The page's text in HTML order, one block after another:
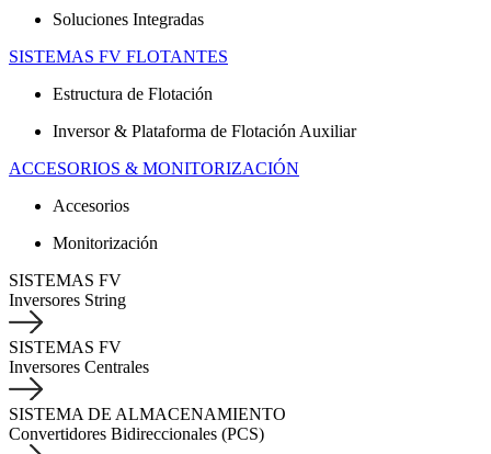
Soluciones Integradas
SISTEMAS FV FLOTANTES
Estructura de Flotación
Inversor & Plataforma de Flotación Auxiliar
ACCESORIOS & MONITORIZACIÓN
Accesorios
Monitorización
SISTEMAS FV
Inversores String
SISTEMAS FV
Inversores Centrales
SISTEMA DE ALMACENAMIENTO
Convertidores Bidireccionales (PCS)